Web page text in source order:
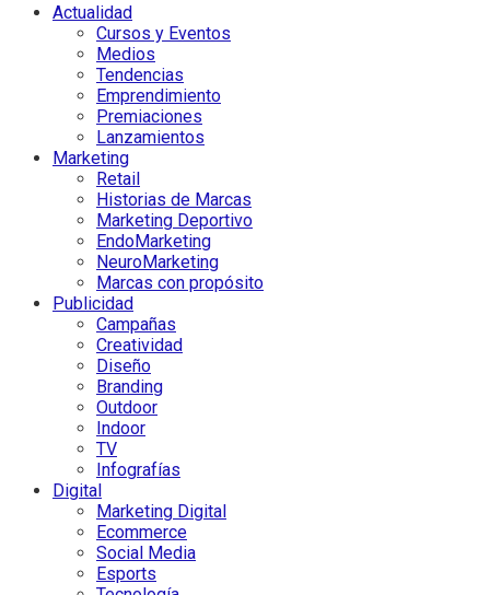
Actualidad
Cursos y Eventos
Medios
Tendencias
Emprendimiento
Premiaciones
Lanzamientos
Marketing
Retail
Historias de Marcas
Marketing Deportivo
EndoMarketing
NeuroMarketing
Marcas con propósito
Publicidad
Campañas
Creatividad
Diseño
Branding
Outdoor
Indoor
TV
Infografías
Digital
Marketing Digital
Ecommerce
Social Media
Esports